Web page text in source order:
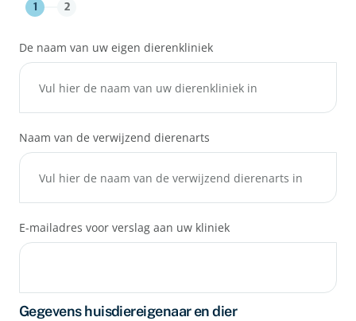
1 2
De naam van uw eigen dierenkliniek
Naam van de verwijzend dierenarts
E-mailadres voor verslag aan uw kliniek
Gegevens huisdiereigenaar en dier